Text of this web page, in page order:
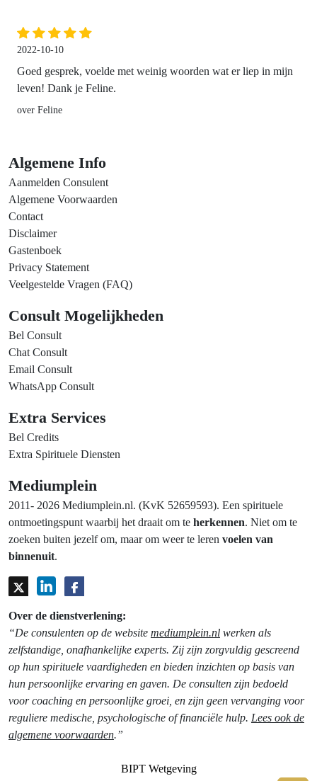
2022-10-10
Goed gesprek, voelde met weinig woorden wat er liep in mijn
leven! Dank je Feline.
over Feline
Algemene Info
Aanmelden Consulent
Algemene Voorwaarden
Contact
Disclaimer
Gastenboek
Privacy Statement
Veelgestelde Vragen (FAQ)
Consult Mogelijkheden
Bel Consult
Chat Consult
Email Consult
WhatsApp Consult
Extra Services
Bel Credits
Extra Spirituele Diensten
Mediumplein
2011- 2026 Mediumplein.nl. (KvK 52659593). Een spirituele
ontmoetingspunt waarbij het draait om te herkennen. Niet om te
zoeken buiten jezelf om, maar om weer te leren voelen van
binnenuit.
Over de dienstverlening:
“De consulenten op de website mediumplein.nl werken als
zelfstandige, onafhankelijke experts. Zij zijn zorgvuldig gescreend
op hun spirituele vaardigheden en bieden inzichten op basis van
hun persoonlijke ervaring en gaven. De consulten zijn bedoeld
voor coaching en persoonlijke groei, en zijn geen vervanging voor
reguliere medische, psychologische of financiële hulp. Lees ook de
algemene voorwaarden.”
BIPT Wetgeving